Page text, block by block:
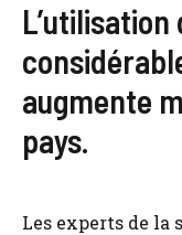
augmente
pays.
Les experts de la